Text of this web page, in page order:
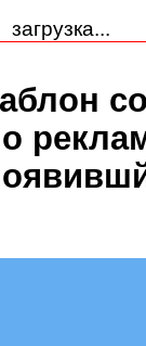
загрузка...